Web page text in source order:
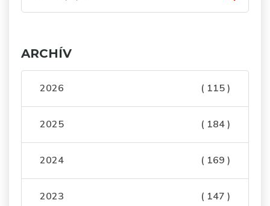
ARCHÍV
2026 ( 115 )
2025 ( 184 )
2024 ( 169 )
2023 ( 147 )